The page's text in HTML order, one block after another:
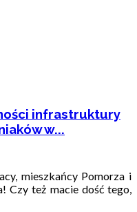
infrastruktury
w...
mieszkańcy Pomorza i
Czy też macie dość tego,